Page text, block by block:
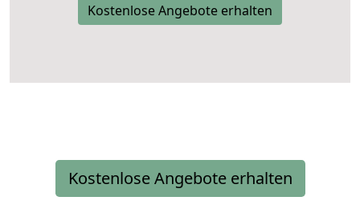
Kostenlose Angebote erhalten
Kostenlose Angebote erhalten